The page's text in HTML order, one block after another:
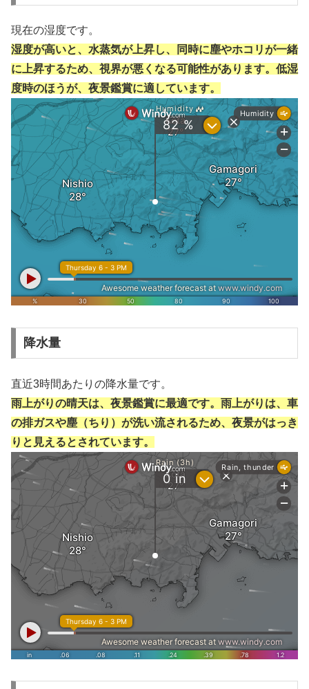
現在の湿度です。
湿度が高いと、水蒸気が上昇し、同時に塵やホコリが一緒
に上昇するため、視界が悪くなる可能性があります。低湿
度時のほうが、夜景鑑賞に適しています。
降水量
直近3時間あたりの降水量です。
雨上がりの晴天は、夜景鑑賞に最適です。雨上がりは、車
の排ガスや塵（ちり）が洗い流されるため、夜景がはっき
りと見えるとされています。